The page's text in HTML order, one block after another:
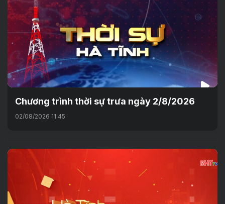
Chương trình thời sự trưa ngày 2/8/2026
02/08/2026 11:45